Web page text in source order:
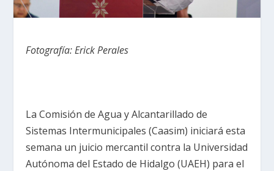
Fotografía: Erick Perales
La Comisión de Agua y Alcantarillado de
Sistemas Intermunicipales (Caasim) iniciará esta
semana un juicio mercantil contra la Universidad
Autónoma del Estado de Hidalgo (UAEH) para el